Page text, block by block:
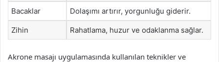
Bacaklar Dolaşımı artırır, yorgunluğu giderir.
Zihin Rahatlama, huzur ve odaklanma sağlar.
Akrone masajı uygulamasında kullanılan teknikler ve